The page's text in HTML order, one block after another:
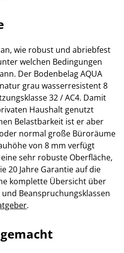
wie robust und abriebfest
welchen Bedingungen
Der Bodenbelag AQUA
natur grau wasserresistent 8
32 / AC4. Damit
Haushalt genutzt
Belastbarkeit ist er aber
normal große Büroräume
von 8 mm verfügt
sehr robuste Oberfläche,
20 Jahre Garantie auf die
komplette Übersicht über
Beanspruchungsklassen
.